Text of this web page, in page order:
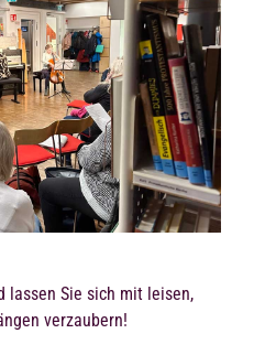
lassen Sie sich mit leisen,
verzaubern!